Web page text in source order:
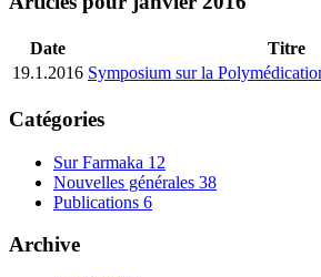
Date
Titre
19.1.2016 Symposium sur la
Catégories
Sur Farmaka 12
Nouvelles générales 38
Publications 6
Archive